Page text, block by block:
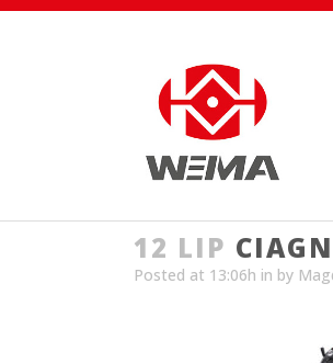
12 LIP
Posted at 13:06h in by